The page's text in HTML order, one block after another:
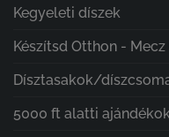
Kegyeleti díszek
Készítsd Otthon -
Dísztasakok/
5000 ft alatti ajándékok